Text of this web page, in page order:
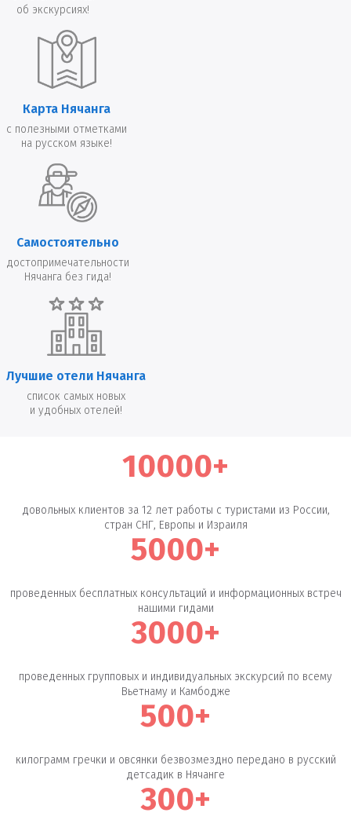
об экскурсиях!
Карта Нячанга
с полезными отметками
на русском языке!
Самостоятельно
достопримечательности
Нячанга без гида!
Лучшие отели Нячанга
список самых новых
и удобных отелей!
10000+
довольных клиентов за 12 лет работы с туристами из России,
стран СНГ, Европы и Израиля
5000+
проведенных бесплатных консультаций и информационных встреч
нашими гидами
3000+
проведенных групповых и индивидуальных экскурсий по всему
Вьетнаму и Камбодже
500+
килограмм гречки и овсянки безвозмездно передано в русский
детсадик в Нячанге
300+